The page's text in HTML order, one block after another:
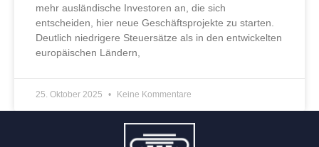
mehr ausländische Investoren an, die sich
entscheiden, hier neue Geschäftsprojekte zu starten.
Deutlich niedrigere Steuersätze als in den entwickelten
europäischen Ländern,
25. Oktober 2025 Keine Kommentare